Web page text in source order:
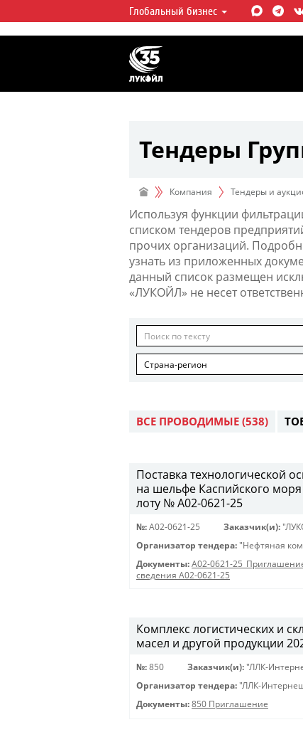
ЛУКОЙЛ СЕГОДНЯ
ЛУКОЙЛ — одна из
интегрированных
мире, на долю которой
мировой добычи нефти и
Глобальный бизнес
Тендеры
Компания Тендеры и
Используя функции
списком тендеров
прочих организаций.
узнать из приложенных
данный список размещен
«ЛУКОЙЛ» не несет
Страна-регион
ВСЕ ПРОВОДИМЫЕ (538)
Поставка технологической
на шельфе Каспийского
лоту № A02-0621-25
№: A02-0621-25 Заказчик(и):
Организатор тендера: "Нефтяная
Документы: A02-0621-
сведения A02-0621-25
Комплекс логистических и
масел и другой продукции
№: 850 Заказчик(и): "ЛЛК-
Организатор тендера: "ЛЛК-
Документы: 850 Приглашение